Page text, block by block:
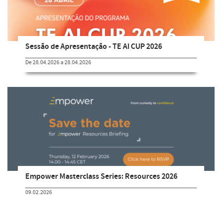
Sessão de Apresentação - TE AI CUP 2026
De 28.04.2026 a 28.04.2026
Empower Masterclass Series: Resources 2026
09.02.2026